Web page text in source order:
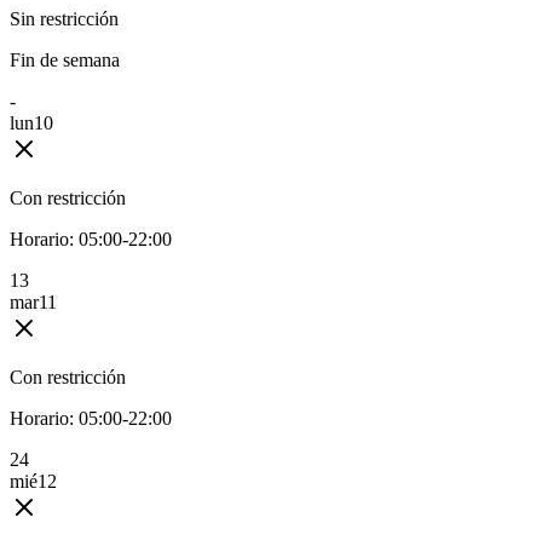
Sin restricción
Fin de semana
-
lun10
Con restricción
Horario: 05:00-22:00
13
mar11
Con restricción
Horario: 05:00-22:00
24
mié12